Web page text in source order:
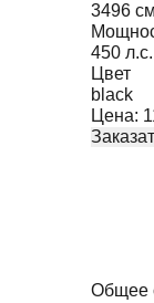
3496 cм
450 л.с.
Цвет
black
Цена:
Общее